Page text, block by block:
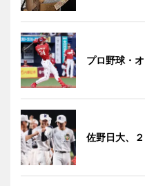
プロ野球・
佐野日大、